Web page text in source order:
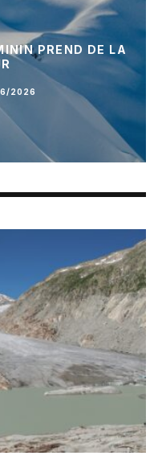
PREND DE LA
2026